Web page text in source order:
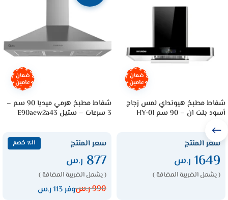
ضمان
عامين
شفاط مطبخ هيونداي لمس زجاج
أسود بلت ان – 90 سم HY-01
سعر المنتج
1649 ر.س
( يشمل الضريبة المضافة )
ضمان
عامين
شفاط مطبخ هرمي ميديا 90 سم –
3 سرعات – ستيل E90aew2a43
سعر المنتج ٪11 خصم
877 ر.س
( يشمل الضريبة المضافة )
990ر.سوفر 113 ر.س